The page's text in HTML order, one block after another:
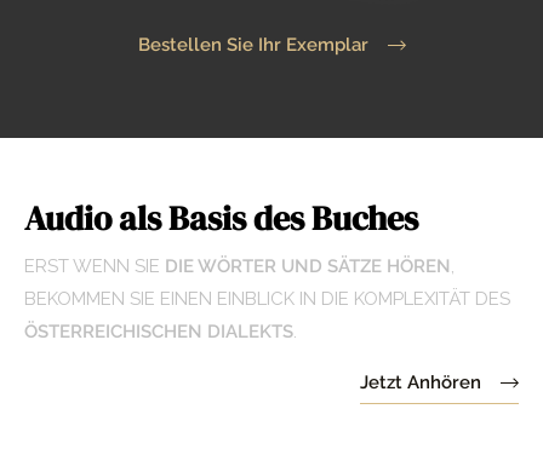
Bestellen Sie Ihr Exemplar
Audio als Basis des Buches
ERST WENN SIE DIE WÖRTER UND SÄTZE HÖREN,
BEKOMMEN SIE EINEN EINBLICK IN DIE KOMPLEXITÄT DES
ÖSTERREICHISCHEN DIALEKTS.
Jetzt Anhören